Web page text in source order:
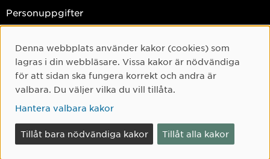
Personuppgifter
Facebook
Instagram
TikTok
Youtube
LinkedIn
Cookie-samtycke
Denna webbplats använder kakor (cookies) som
lagras i din webbläsare. Vissa kakor är nödvändiga
för att sidan ska fungera korrekt och andra är
valbara. Du väljer vilka du vill tillåta.
Hantera valbara kakor
Tillåt bara nödvändiga kakor Tillåt alla kakor